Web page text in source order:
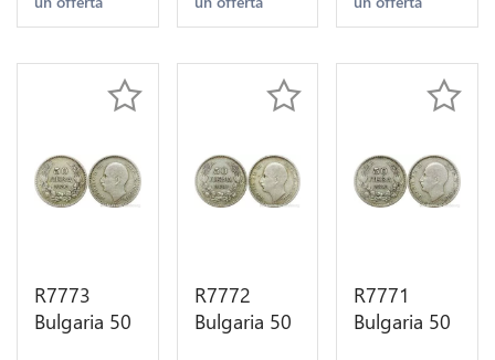
R7773
Bulgaria 50
R7772
Bulgaria 50
R7771
Bulgaria 50